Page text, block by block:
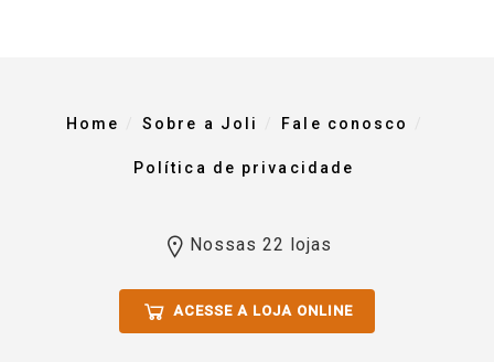
Home Sobre a Joli Fale conosco
Política de privacidade
Nossas 22 lojas
ACESSE A LOJA ONLINE